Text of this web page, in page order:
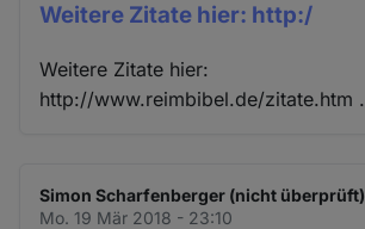
Weitere Zitate hier: http:/
Weitere Zitate hier:
http://www.reimbibel.de/zitate.htm .
Simon Scharfenberger (nicht überprüft)
Mo. 19 Mär 2018 - 23:10